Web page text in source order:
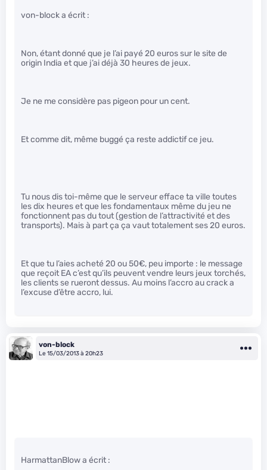
von-block a écrit :
Non, étant donné que je l’ai payé 20 euros sur le site de
origin India et que j’ai déjà 30 heures de jeux.
Je ne me considère pas pigeon pour un cent.
Et comme dit, même buggé ça reste addictif ce jeu.
Tu nous dis toi-même que le serveur efface ta ville toutes
les dix heures et que les fondamentaux même du jeu ne
fonctionnent pas du tout (gestion de l’attractivité et des
transports). Mais à part ça ça vaut totalement ses 20 euros.
Et que tu l’aies acheté 20 ou 50€, peu importe : le message
que reçoit EA c’est qu’ils peuvent vendre leurs jeux torchés,
les clients se rueront dessus. Au moins l’accro au crack a
l’excuse d’être accro, lui.
von-block
Le 15/03/2013 à 20h23
HarmattanBlow a écrit :